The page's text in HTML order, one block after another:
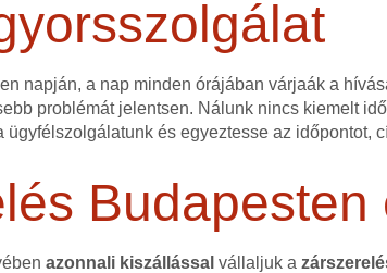
napján, a nap minden órájában várjaák a
problémát jelentsen. Nálunk nincs kiemelt
ügyfélszolgálatunk és egyeztesse az időpontot,
azonnali kiszállással vállaljuk a